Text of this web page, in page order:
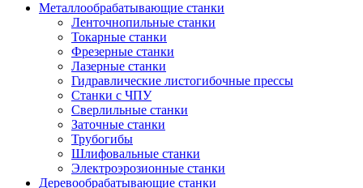
Металлообрабатывающие станки
Ленточнопильные станки
Токарные станки
Фрезерные станки
Лазерные станки
Гидравлические листогибочные прессы
Станки с ЧПУ
Сверлильные станки
Заточные станки
Трубогибы
Шлифовальные станки
Электроэрозионные станки
Деревообрабатывающие станки